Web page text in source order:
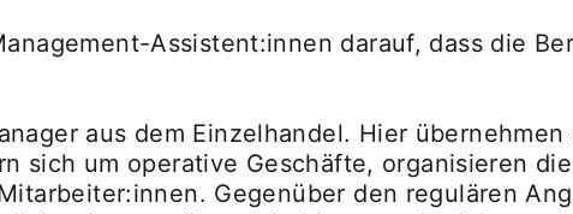
Assistent:innen darauf, dass die
aus dem Einzelhandel. Hier
sich um operative Geschäfte, organisieren
Gegenüber den regulären